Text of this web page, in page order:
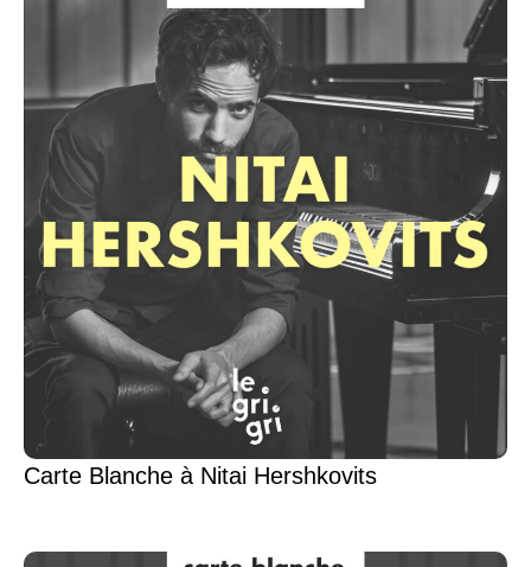
Carte Blanche à Nitai Hershkovits